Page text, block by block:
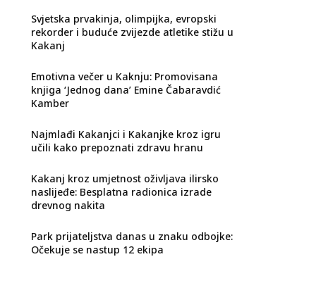
Svjetska prvakinja, olimpijka, evropski
rekorder i buduće zvijezde atletike stižu u
Kakanj
Emotivna večer u Kaknju: Promovisana
knjiga ‘Jednog dana’ Emine Čabaravdić
Kamber
Najmlađi Kakanjci i Kakanjke kroz igru
učili kako prepoznati zdravu hranu
Kakanj kroz umjetnost oživljava ilirsko
naslijeđe: Besplatna radionica izrade
drevnog nakita
Park prijateljstva danas u znaku odbojke:
Očekuje se nastup 12 ekipa